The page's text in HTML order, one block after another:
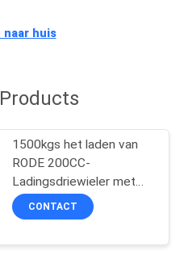
naar huis
1500kgs het laden van
RODE 200CC-
Ladingsdriewieler met
Olierem
CONTACT